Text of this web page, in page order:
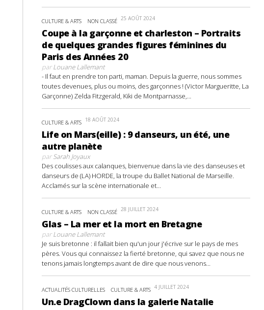
CULTURE & ARTS NON CLASSÉ 25 AOÛT 2024
Coupe à la garçonne et charleston – Portraits
de quelques grandes figures féminines du
Paris des Années 20
parLouane Lallemant
- Il faut en prendre ton parti, maman. Depuis la guerre, nous sommes
toutes devenues, plus ou moins, des garçonnes ! (Victor Margueritte, La
Garçonne) Zelda Fitzgerald, Kiki de Montparnasse,...
CULTURE & ARTS 18 AOÛT 2024
Life on Mars(eille) : 9 danseurs, un été, une
autre planète
parSarah Joyaux
Des coulisses aux calanques, bienvenue dans la vie des danseuses et
danseurs de (LA) HORDE, la troupe du Ballet National de Marseille.
Acclamés sur la scène internationale et...
CULTURE & ARTS NON CLASSÉ 28 JUILLET 2024
Glas – La mer et la mort en Bretagne
parLouane Lallemant
Je suis bretonne : il fallait bien qu'un jour j'écrive sur le pays de mes
pères. Vous qui connaissez la fierté bretonne, qui savez que nous ne
tenons jamais longtemps avant de dire que nous venons...
ACTUALITÉS CULTURELLES CULTURE & ARTS 4 JUILLET 2024
Un.e DragClown dans la galerie Natalie